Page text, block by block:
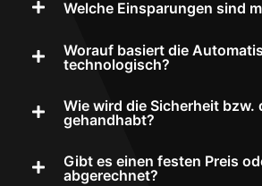
Welche Einsparungen sind
Worauf basiert die
technologisch?
Wie wird die Sicherheit bzw.
gehandhabt?
Gibt es einen festen Preis
abgerechnet?